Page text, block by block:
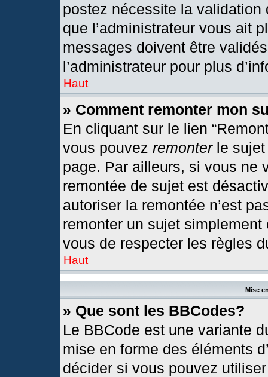
postez nécessite la
que l’administrateur vous ait
messages doivent être
l’administrateur pour plus
Haut
» Comment remonter mon
En cliquant sur le lien
vous pouvez remonterle sujet
page. Par ailleurs, si vous ne
remontée de sujet est
autoriser la remontée n’est
remonter un sujet
vous de respecter les règles
Haut
Mise
» Que sont les BBCodes?
Le BBCode est une variante
mise en forme des éléments
décider si vous pouvez